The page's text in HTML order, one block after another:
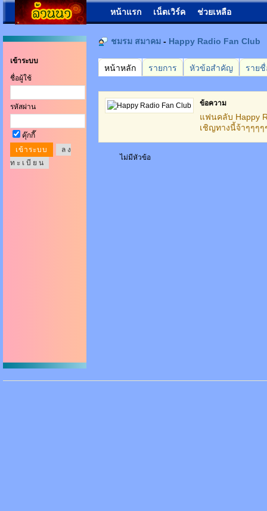
หน้าแรก เน็ตเวิร์ค ช่วยเหลือ
เข้าระบบ
ชื่อผู้ใช้
รหัสผ่าน
คุ๊กกี๊
ล ง
ท ะ เ บี ย น
ชมรม สมาคม - Happy Radio Fan Club
หน้าหลัก รายการ หัวข้อสำคัญ ราย
ข้อความ
แฟนคลับ Happy
เชิญทางนี้จ้าๆๆๆๆ
ไม่มีหัวข้อ